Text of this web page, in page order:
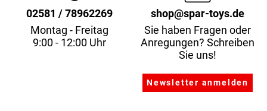
02581 / 78962269
Montag - Freitag
9:00 - 12:00 Uhr
shop@spar-toys.de
Sie haben Fragen oder
Anregungen? Schreiben
Sie uns!